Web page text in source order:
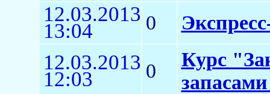
12.03.2013
13:04 0
12.03.2013
12:03 0
Курс